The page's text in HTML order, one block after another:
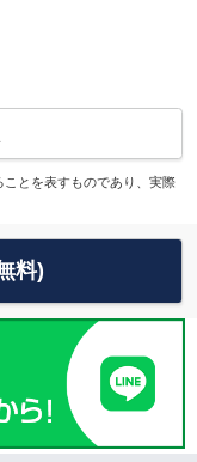
とを表すものであり、実際
料)